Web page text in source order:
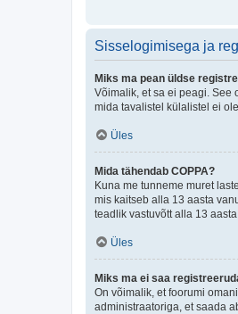
Sisselogimisega ja
Miks ma pean üldse
Võimalik, et sa ei peagi. See
mida tavalistel külalistel ei
Üles
Mida tähendab COPPA?
Kuna me tunneme muret
mis kaitseb alla 13 aasta
teadlik vastuvõtt alla 13
Üles
Miks ma ei saa
On võimalik, et foorumi
administraatoriga, et saada